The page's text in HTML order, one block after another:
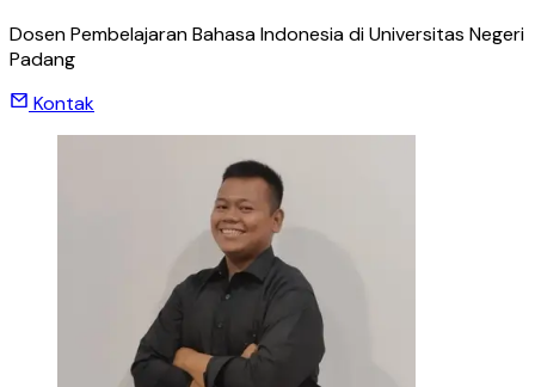
Dosen Pembelajaran Bahasa Indonesia di Universitas Negeri
Padang
Kontak